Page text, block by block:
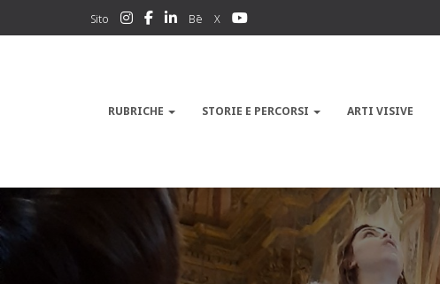
Sito Bē X
RUBRICHE STORIE E PERCORSI ARTI VISIVE